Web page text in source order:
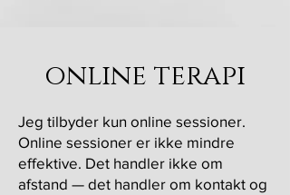
online terapi
Jeg tilbyder kun online sessioner.
Online sessioner er ikke mindre
effektive. Det handler ikke om
afstand — det handler om kontakt og